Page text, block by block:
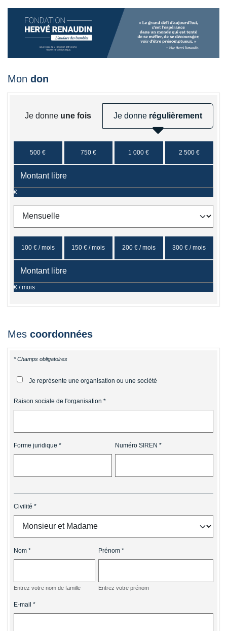
Mon don
Je donne une fois Je donne régulièrement
500 € 750 € 1 000 € 2 500 €
€
100 € / mois 150 € / mois 200 € / mois 300 € / mois
€ / mois
Mes coordonnées
* Champs obligatoires
Je représente une organisation ou une société
Raison sociale de l'organisation
Forme juridique Numéro SIREN
Civilité
Nom
Entrez votre nom de famille
Prénom
Entrez votre prénom
E-mail